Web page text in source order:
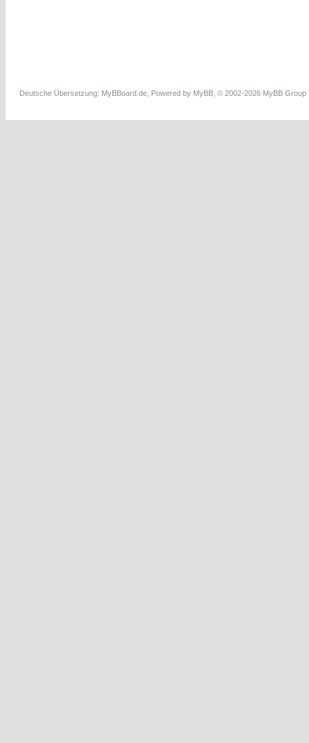
Deutsche Übersetzung: MyBBoard.de , Powered by MyBB , © 2002-2026 MyBB Group